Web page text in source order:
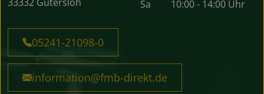
Sa
10:00 - 14:00 Uhr
05241-21098-0
information@fmb-direkt.de